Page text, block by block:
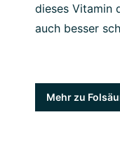
dieses Vitamin
auch besser
Mehr zu